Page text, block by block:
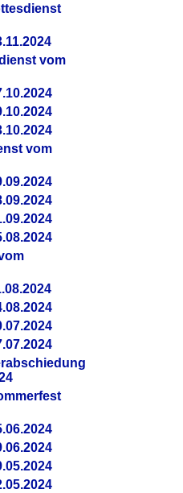
vom
vom